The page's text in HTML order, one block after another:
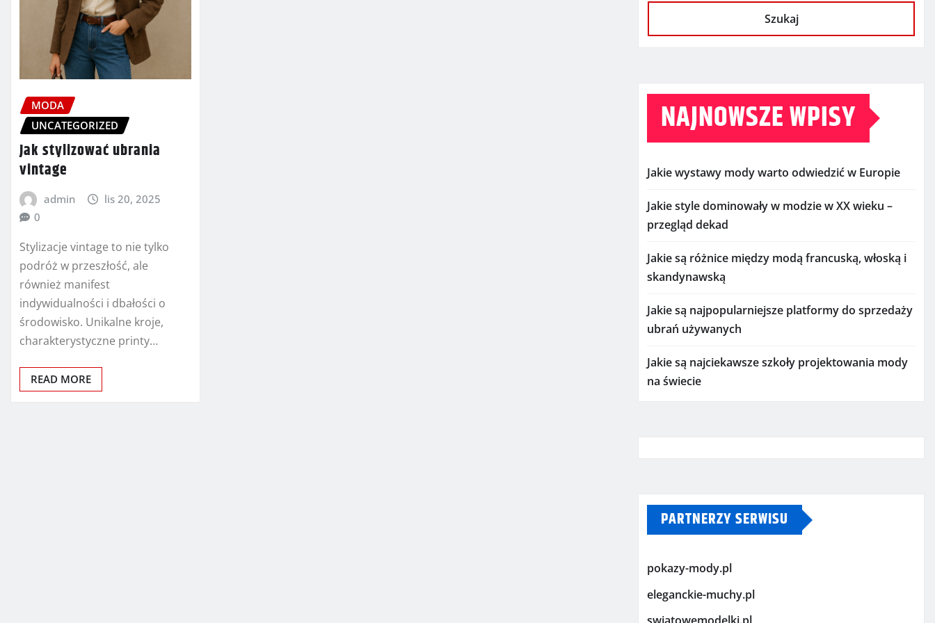
MODA
UNCATEGORIZED
Jak stylizować ubrania
vintage
admin
lis 20, 2025
0
Stylizacje vintage to nie tylko
podróż w przeszłość, ale
również manifest
indywidualności i dbałości o
środowisko. Unikalne kroje,
charakterystyczne printy…
READ MORE
Szukaj
NAJNOWSZE WPISY
Jakie wystawy mody warto odwiedzić w Europie
Jakie style dominowały w modzie w XX wieku –
przegląd dekad
Jakie są różnice między modą francuską, włoską i
skandynawską
Jakie są najpopularniejsze platformy do sprzedaży
ubrań używanych
Jakie są najciekawsze szkoły projektowania mody
na świecie
PARTNERZY SERWISU
pokazy-mody.pl
eleganckie-muchy.pl